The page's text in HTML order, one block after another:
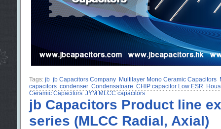
Tags: jb jb Capacitors Company Multilayer Mono Ceramic Capacitors
capacitors condenser Condensatoare CHIP capacitor Low ESR
Ceramic Capacitors JYM MLCC capacitors
jb Capacitors Product line
series (MLCC Radial, Axial)